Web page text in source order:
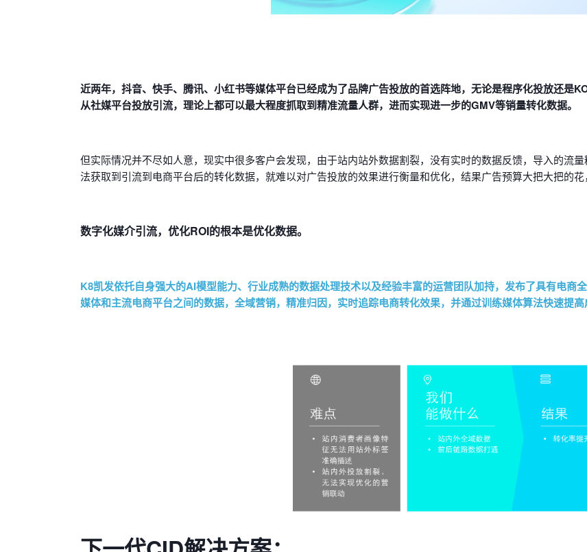
近两年，抖音、快手、腾讯、小红书等媒体平台已经成为了品牌广告投放的首选阵地，无论是程序化投放还是
从社媒平台投放引流，理论上都可以最大程度抓取到精准流量人群，进而实现进一步的GMV等销量转化数据。
但实际情况并不尽如人意，现实中很多客户会发现，由于站内站外数据割裂，没有实时的数据反馈，导入的流
法获取到引流到电商平台后的转化数据，就难以对广告投放的效果进行衡量和优化，结果广告预算大把大把的花
数字化媒介引流，优化ROI的根本是优化数据。
K8凯发依托自身强大的AI模型能力、行业成熟的数据处理技术以及经验丰富的运营团队加持，发布了具有电商
媒体和主流电商平台之间的数据，全域营销，精准归因，实时追踪电商转化效果，并通过训练媒体算法快速提高